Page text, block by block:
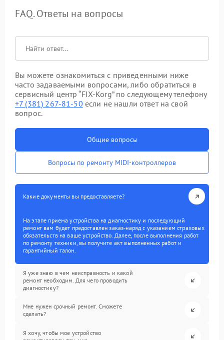
FAQ. Ответы на вопросы
Вы можете ознакомиться с приведенными ниже
часто задаваемыми вопросами, либо обратиться в
сервисный центр “FIX-Korg” по следующему телефону
+7 (381) 267-81-50 если не нашли ответ на свой
вопрос.
Общие вопросы
Вопросы по ремонту MIDI-контроллеров
Какие документы вы предоставляете?
На этапе приема устройства на диагностику и последующий
ремонт вам будет предоставлен заказ-наряд с указанием страховых
обязательств на ваше устройство. Далее, после выполнения работ
по ремонту техники, вы получите акт выполненных работ и
гарантийный талон.
Я уже знаю в чем неисправность и какой
ремонт необходим. Для чего проводить
диагностику?
Мне нужен срочный ремонт. Сможете
сделать?
Я хочу, чтобы мое устройство